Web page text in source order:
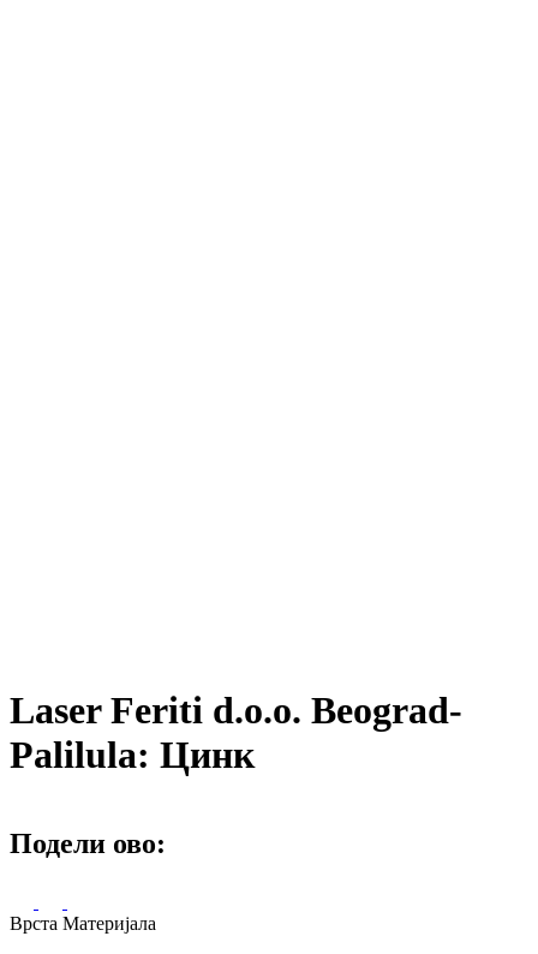
Laser Feriti d.o.o. Beograd-
Palilula: Цинк
Подели ово:
Врста Материјала